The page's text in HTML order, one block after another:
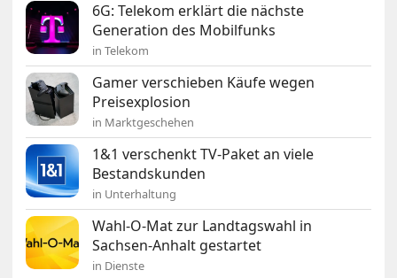
6G: Telekom erklärt die nächste
Generation des Mobilfunks
in Telekom
Gamer verschieben Käufe wegen
Preisexplosion
in Marktgeschehen
1&1 verschenkt TV-Paket an viele
Bestandskunden
in Unterhaltung
Wahl-O-Mat zur Landtagswahl in
Sachsen-Anhalt gestartet
in Dienste